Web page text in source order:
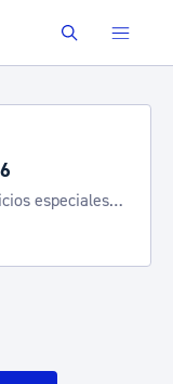
Buscar
especiales